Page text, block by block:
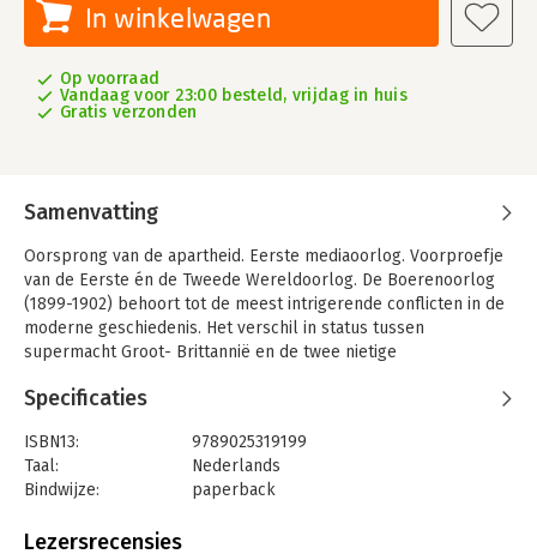
In winkelwagen
Op voorraad
Vandaag voor 23:00 besteld, vrijdag in huis
Gratis verzonden
Samenvatting
Oorsprong van de apartheid. Eerste mediaoorlog. Voorproefje
van de Eerste én de Tweede Wereldoorlog. De Boerenoorlog
(1899-1902) behoort tot de meest intrigerende conflicten in de
moderne geschiedenis. Het verschil in status tussen
supermacht Groot- Brittannië en de twee nietige
door afstammelingen van Nederlandse kolonisten, was bizar
winnen, tot en met systematische terreur tegen de
burgerbevolking.
De Boeren leken ten onder te gaan, als tragische helden van
wonnen ze de vrede. Ze herschiepen Zuid-Afrika in een land
Specificaties
ISBN13:
9789025319199
Taal:
Nederlands
Bindwijze:
paperback
Uitgever:
Lezersrecensies